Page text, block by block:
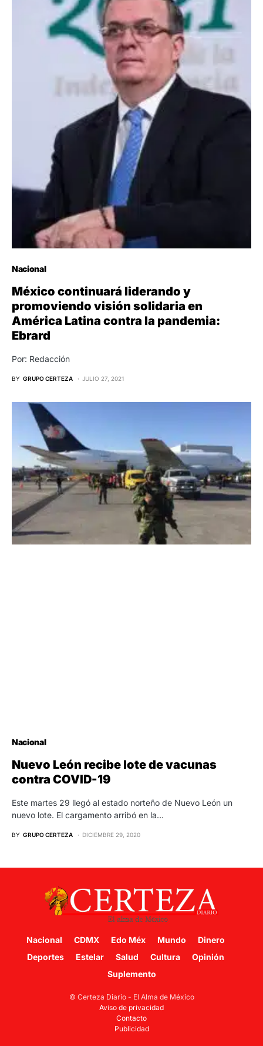
Nacional
México continuará liderando y
promoviendo visión solidaria en
América Latina contra la pandemia:
Ebrard
Por: Redacción
BY GRUPO CERTEZA JULIO 27, 2021
Nacional
Nuevo León recibe lote de vacunas
contra COVID-19
Este martes 29 llegó al estado norteño de Nuevo León un
nuevo lote. El cargamento arribó en la…
BY GRUPO CERTEZA DICIEMBRE 29, 2020
Nacional CDMX Edo Méx Mundo
Dinero
Deportes
Estelar Salud Cultura
Opinión
Suplemento
© Certeza Diario - El Alma de México
Aviso de privacidad
Contacto
Publicidad